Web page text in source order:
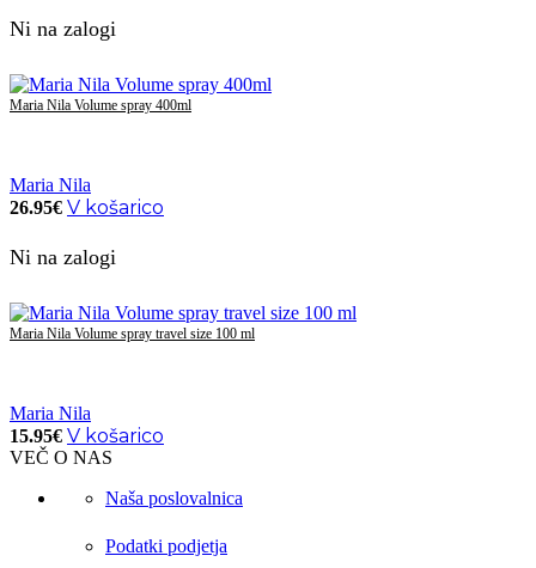
Ni na zalogi
Maria Nila Volume spray 400ml
Maria Nila
26.95€ V košarico
Ni na zalogi
Maria Nila Volume spray travel size 100 ml
Maria Nila
15.95€ V košarico
VEČ O NAS
Naša poslovalnica
Podatki podjetja